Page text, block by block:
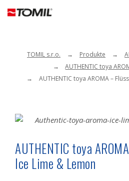
TOMIL s.r.o. Produkte
AUTHENTIC toya
AUTHENTIC toya AROMA –
AUTHENTIC toya
Ice Lime & Lemon